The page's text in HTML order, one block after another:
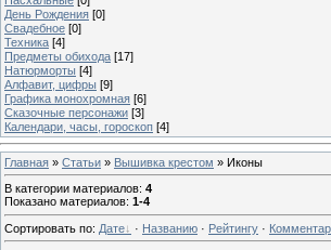
День Рождения [0]
Свадебное [0]
Техника [4]
Предметы обихода [17]
Натюрморты [4]
Алфавит, цифры [9]
Графика монохромная [6]
Сказочные персонажи [3]
Календари, часы, гороскоп [4]
Главная » Статьи » Вышивка крестом » Иконы
В категории материалов: 4
Показано материалов: 1-4
Сортировать по: Дате · Названию · Рейтингу ·